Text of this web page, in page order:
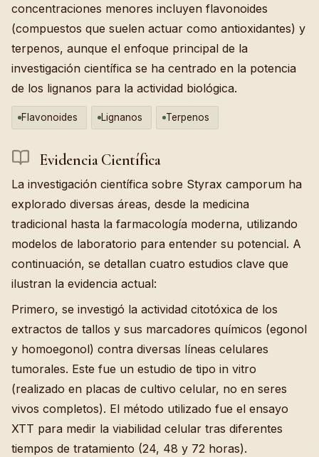
concentraciones menores incluyen flavonoides
(compuestos que suelen actuar como antioxidantes) y
terpenos, aunque el enfoque principal de la
investigación científica se ha centrado en la potencia
de los lignanos para la actividad biológica.
Flavonoides Lignanos Terpenos
Evidencia Científica
La investigación científica sobre Styrax camporum ha
explorado diversas áreas, desde la medicina
tradicional hasta la farmacología moderna, utilizando
modelos de laboratorio para entender su potencial. A
continuación, se detallan cuatro estudios clave que
ilustran la evidencia actual:
Primero, se investigó la actividad citotóxica de los
extractos de tallos y sus marcadores químicos (egonol
y homoegonol) contra diversas líneas celulares
tumorales. Este fue un estudio de tipo in vitro
(realizado en placas de cultivo celular, no en seres
vivos completos). El método utilizado fue el ensayo
XTT para medir la viabilidad celular tras diferentes
tiempos de tratamiento (24, 48 y 72 horas).